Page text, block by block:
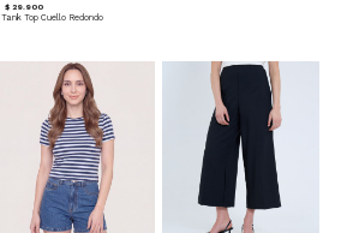
$ 29.900
Tank Top Cuello Redondo